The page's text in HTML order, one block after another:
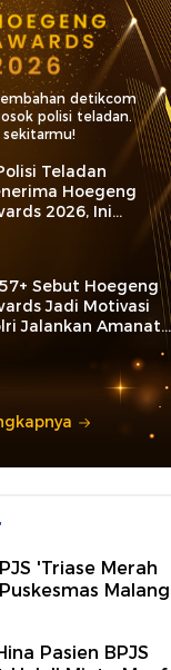
detikcom
polisi teladan.
sekitarmu!
Teladan
Hoegeng
2026, Ini
dan Kiprahnya
Sebut Hoegeng
Jadi Motivasi
Jalankan Amanat
'Triase Merah
Malang
Pasien BPJS